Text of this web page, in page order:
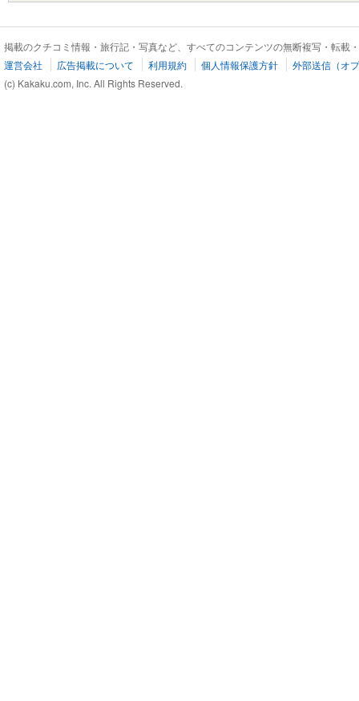
掲載のクチコミ情報・旅行記・写真など、すべてのコンテンツの無断複写・転載
運営会社
広告掲載について 利用規約 個人情報保護方針
外部送信（オ
(c) Kakaku.com, Inc. All Rights Reserved.